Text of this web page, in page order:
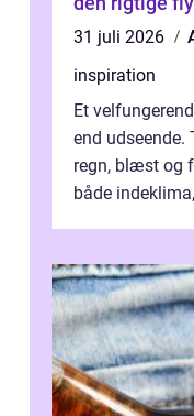
31 juli 2026
inspiration
Et
end udseende.
regn, blæst og
både